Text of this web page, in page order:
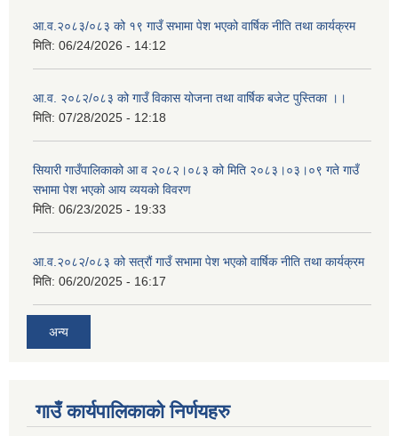
आ.व.२०८३/०८३ को १९ गाउँ सभामा पेश भएको वार्षिक नीति तथा कार्यक्रम
मिति: 06/24/2026 - 14:12
आ.व. २०८२/०८३ को गाउँ विकास योजना तथा वार्षिक बजेट पुस्तिका ।।
मिति: 07/28/2025 - 12:18
सियारी गाउँपालिकाको आ व २०८२।०८३ को मिति २०८३।०३।०९ गते गाउँ
सभामा पेश भएको आय व्ययको विवरण
मिति: 06/23/2025 - 19:33
आ.व.२०८२/०८३ को सत्रौं गाउँ सभामा पेश भएको वार्षिक नीति तथा कार्यक्रम
मिति: 06/20/2025 - 16:17
अन्य
गाउँ कार्यपालिकाको निर्णयहरु